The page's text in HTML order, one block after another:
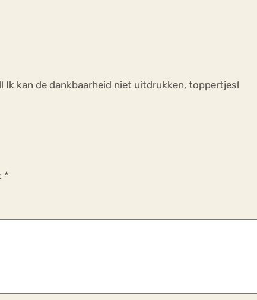
kan de dankbaarheid niet uitdrukken, toppertjes!
*